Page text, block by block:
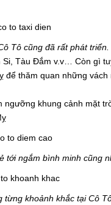
Tô cũng đã rất phát triển.
Tàu Đắm v.v… Còn gì
thăm quan những
khung cảnh mặt
tới ngắm bình minh cũng
khoảnh khắc tại Cô